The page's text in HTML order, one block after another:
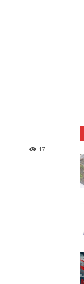
17